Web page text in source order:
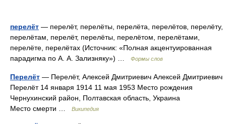
перелёт — перелёт, перелёты, перелёта, перелётов, перелёту,
перелётам, перелёт, перелёты, перелётом, перелётами,
перелёте, перелётах (Источник: «Полная акцентуированная
парадигма по А. А. Зализняку») …
Формы слов
Перелёт — Перелёт, Алексей Дмитриевич Алексей Дмитриевич
Перелёт 14 января 1914 11 мая 1953 Место рождения
Чернухинский район, Полтавская область, Украина
Место смерти …
Википедия